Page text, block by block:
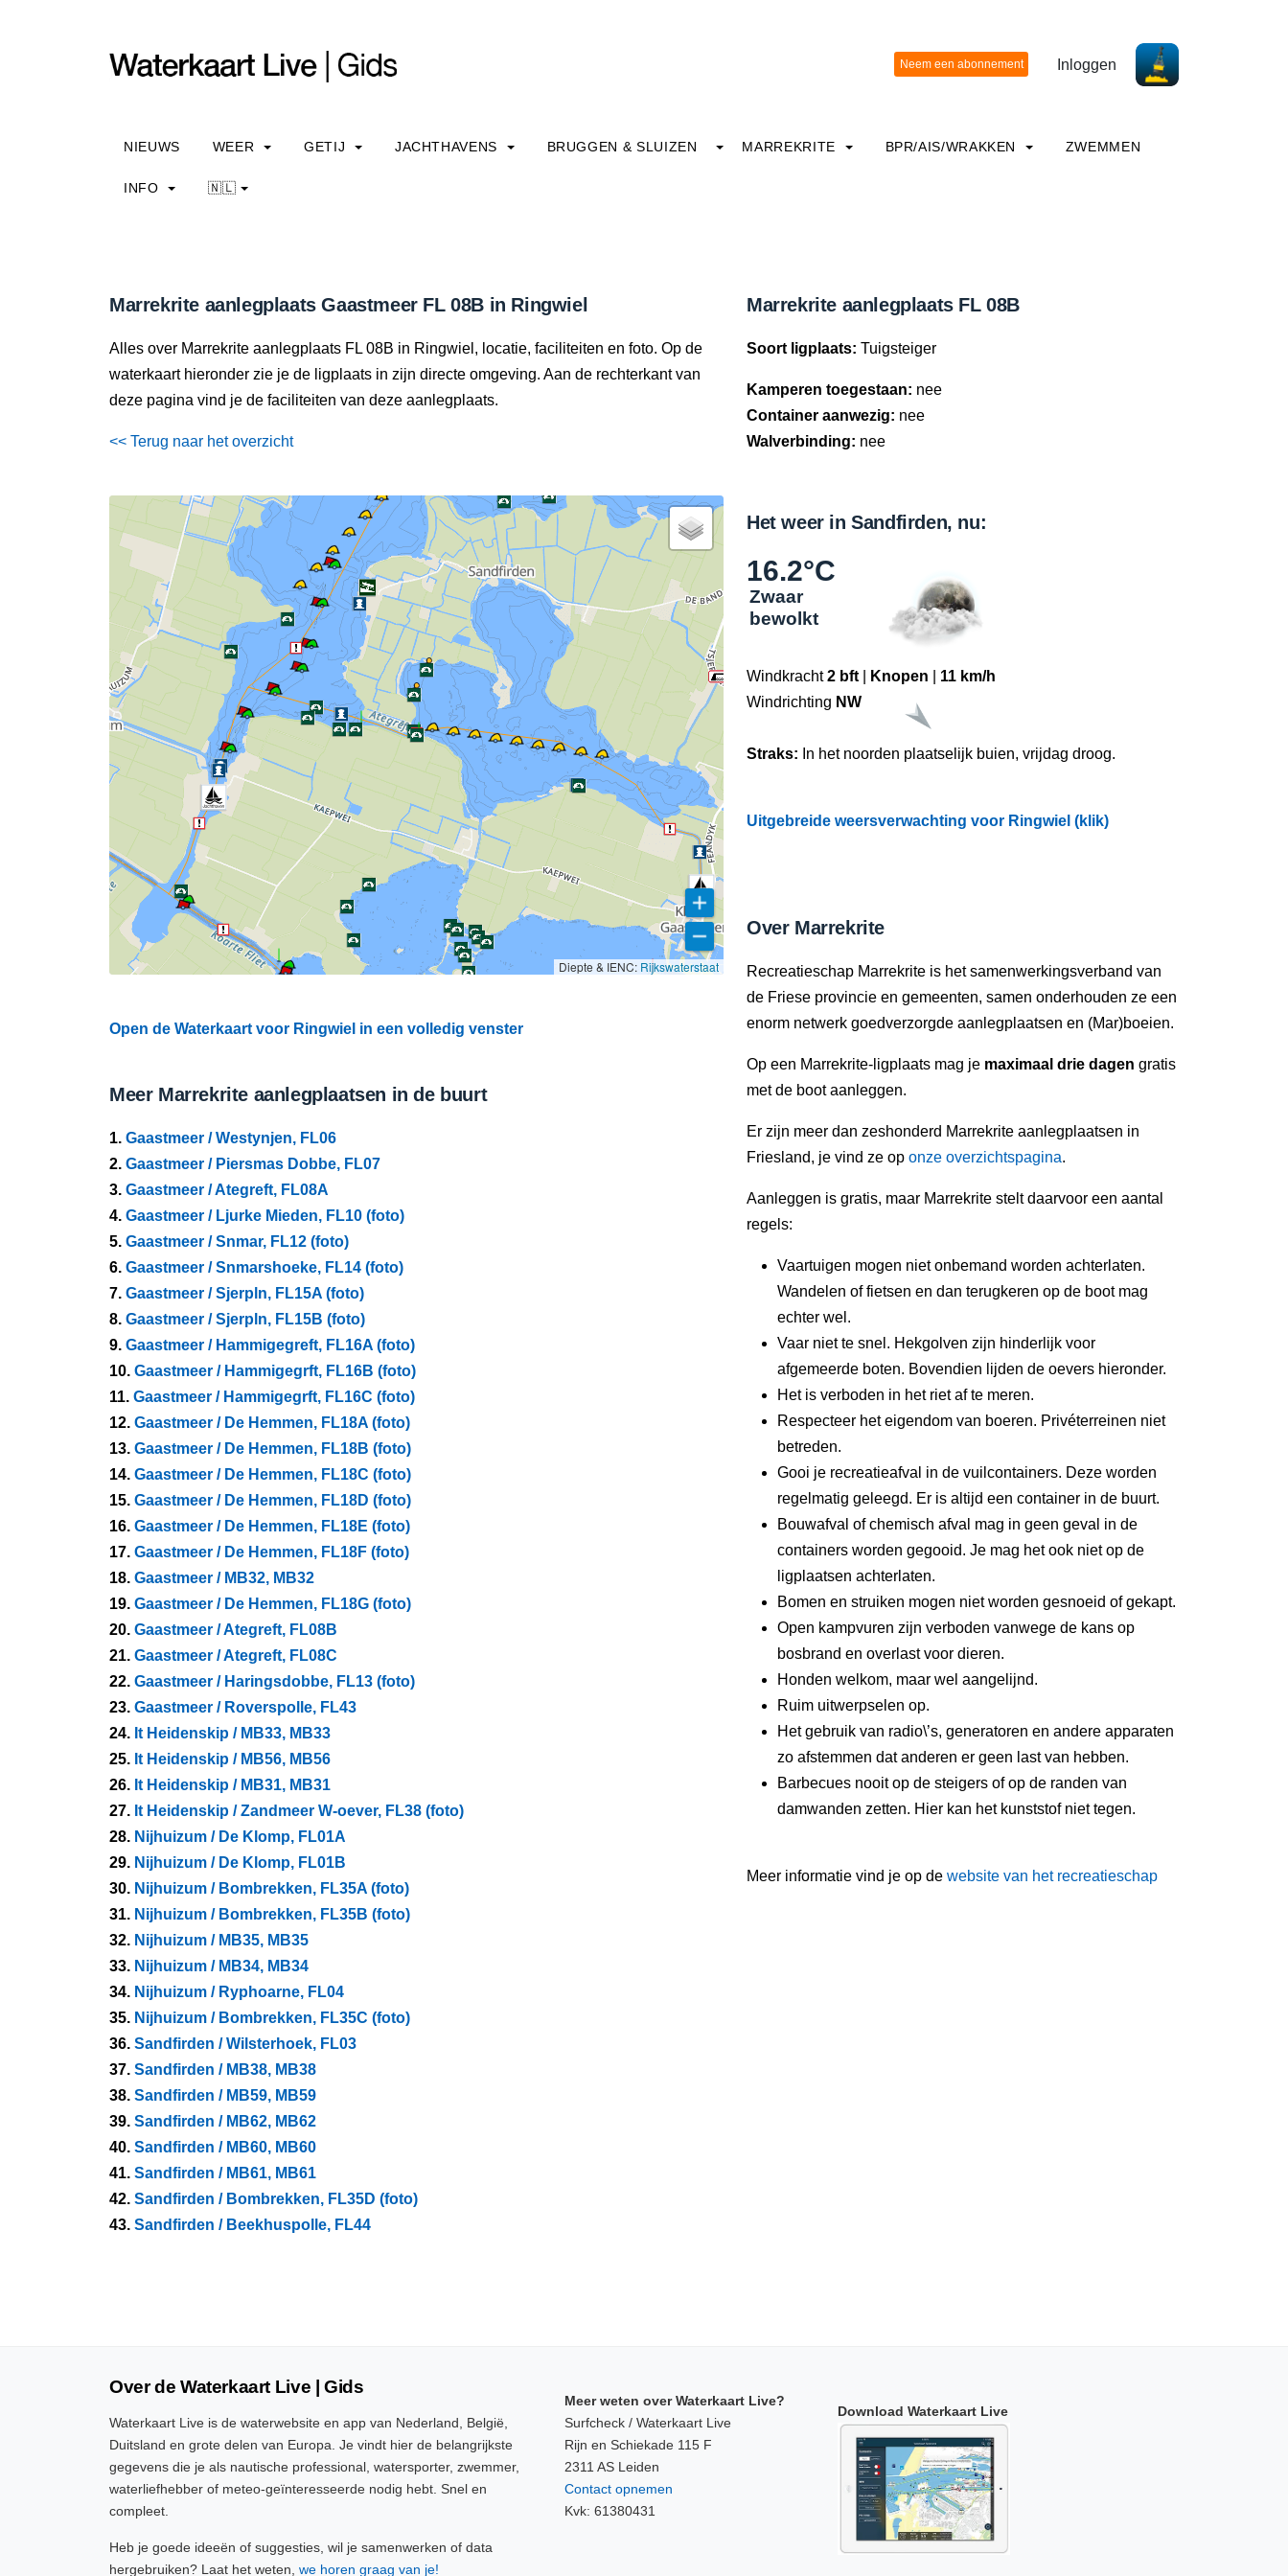
Inloggen
NIEUWS WEER GETIJ JACHTHAVENS BRUGGEN & SLUIZEN MARREKRITE BPR/AIS/WRAKKEN ZWEMMEN
INFO 🇳🇱
Marrekrite aanlegplaats Gaastmeer FL 08B in Ringwiel
Alles over Marrekrite aanlegplaats FL 08B in Ringwiel, locatie, faciliteiten en foto. Op de
waterkaart hieronder zie je de ligplaats in zijn directe omgeving. Aan de rechterkant van
deze pagina vind je de faciliteiten van deze aanlegplaats.
<< Terug naar het overzicht
Diepte & IENC: Rijkswaterstaat
Open de Waterkaart voor Ringwiel in een volledig venster
Meer Marrekrite aanlegplaatsen in de buurt
1. Gaastmeer / Westynjen, FL06
2. Gaastmeer / Piersmas Dobbe, FL07
3. Gaastmeer / Ategreft, FL08A
4. Gaastmeer / Ljurke Mieden, FL10 (foto)
5. Gaastmeer / Snmar, FL12 (foto)
6. Gaastmeer / Snmarshoeke, FL14 (foto)
7. Gaastmeer / Sjerpln, FL15A (foto)
8. Gaastmeer / Sjerpln, FL15B (foto)
9. Gaastmeer / Hammigegreft, FL16A (foto)
10. Gaastmeer / Hammigegrft, FL16B (foto)
11. Gaastmeer / Hammigegrft, FL16C (foto)
12. Gaastmeer / De Hemmen, FL18A (foto)
13. Gaastmeer / De Hemmen, FL18B (foto)
14. Gaastmeer / De Hemmen, FL18C (foto)
15. Gaastmeer / De Hemmen, FL18D (foto)
16. Gaastmeer / De Hemmen, FL18E (foto)
17. Gaastmeer / De Hemmen, FL18F (foto)
18. Gaastmeer / MB32, MB32
19. Gaastmeer / De Hemmen, FL18G (foto)
20. Gaastmeer / Ategreft, FL08B
21. Gaastmeer / Ategreft, FL08C
22. Gaastmeer / Haringsdobbe, FL13 (foto)
23. Gaastmeer / Roverspolle, FL43
24. It Heidenskip / MB33, MB33
25. It Heidenskip / MB56, MB56
26. It Heidenskip / MB31, MB31
27. It Heidenskip / Zandmeer W-oever, FL38 (foto)
28. Nijhuizum / De Klomp, FL01A
29. Nijhuizum / De Klomp, FL01B
30. Nijhuizum / Bombrekken, FL35A (foto)
31. Nijhuizum / Bombrekken, FL35B (foto)
32. Nijhuizum / MB35, MB35
33. Nijhuizum / MB34, MB34
34. Nijhuizum / Ryphoarne, FL04
35. Nijhuizum / Bombrekken, FL35C (foto)
36. Sandfirden / Wilsterhoek, FL03
37. Sandfirden / MB38, MB38
38. Sandfirden / MB59, MB59
39. Sandfirden / MB62, MB62
40. Sandfirden / MB60, MB60
41. Sandfirden / MB61, MB61
42. Sandfirden / Bombrekken, FL35D (foto)
43. Sandfirden / Beekhuspolle, FL44
Marrekrite aanlegplaats FL 08B
Soort ligplaats: Tuigsteiger
Kamperen toegestaan: nee
Container aanwezig: nee
Walverbinding: nee
Het weer in Sandfirden, nu:
16.2°C
Zwaar
bewolkt
Windkracht2 bft Knopen
11 km/h
Windrichting NW
Straks: In het noorden plaatselijk buien, vrijdag droog.
Uitgebreide weersverwachting voor Ringwiel (klik)
Over Marrekrite
Recreatieschap Marrekrite is het samenwerkingsverband van
de Friese provincie en gemeenten, samen onderhouden ze een
enorm netwerk goedverzorgde aanlegplaatsen en (Mar)boeien.
Op een Marrekrite-ligplaats mag je maximaal drie dagen gratis
met de boot aanleggen.
Er zijn meer dan zeshonderd Marrekrite aanlegplaatsen in
Friesland, je vind ze op onze overzichtspagina.
Aanleggen is gratis, maar Marrekrite stelt daarvoor een aantal
regels:
Vaartuigen mogen niet onbemand worden achterlaten.
Wandelen of fietsen en dan terugkeren op de boot mag
echter wel.
Vaar niet te snel. Hekgolven zijn hinderlijk voor
afgemeerde boten. Bovendien lijden de oevers hieronder.
Het is verboden in het riet af te meren.
Respecteer het eigendom van boeren. Privéterreinen niet
betreden.
Gooi je recreatieafval in de vuilcontainers. Deze worden
regelmatig geleegd. Er is altijd een container in de buurt.
Bouwafval of chemisch afval mag in geen geval in de
containers worden gegooid. Je mag het ook niet op de
ligplaatsen achterlaten.
Bomen en struiken mogen niet worden gesnoeid of gekapt.
Open kampvuren zijn verboden vanwege de kans op
bosbrand en overlast voor dieren.
Honden welkom, maar wel aangelijnd.
Ruim uitwerpselen op.
Het gebruik van radio\’s, generatoren en andere apparaten
zo afstemmen dat anderen er geen last van hebben.
Barbecues nooit op de steigers of op de randen van
damwanden zetten. Hier kan het kunststof niet tegen.
Meer informatie vind je op de website van het recreatieschap
Over de Waterkaart Live | Gids
Waterkaart Live is de waterwebsite en app van Nederland, België,
Duitsland en grote delen van Europa. Je vindt hier de belangrijkste
gegevens die je als nautische professional, watersporter, zwemmer,
waterliefhebber of meteo-geïnteresseerde nodig hebt. Snel en
compleet.
Heb je goede ideeën of suggesties, wil je samenwerken of data
hergebruiken? Laat het weten, we horen graag van je!
Meer weten over Waterkaart Live?
Surfcheck / Waterkaart Live
Rijn en Schiekade 115 F
2311 AS Leiden
Contact opnemen
Kvk: 61380431
Download Waterkaart Live